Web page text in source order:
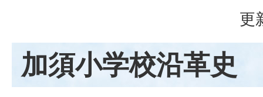
更
加須小学校沿革史